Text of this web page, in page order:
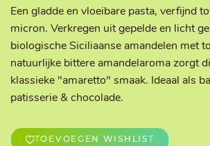
Een gladde en vloeibare pasta, verfijnd
micron. Verkregen uit gepelde en licht
biologische Siciliaanse amandelen met
natuurlijke bittere amandelaroma zorgt
klassieke "amaretto" smaak. Ideaal als
patisserie & chocolade.
TOEVOEGEN WISHLIST